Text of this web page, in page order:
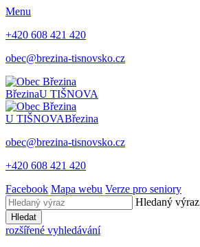
Menu
+420 608 421 420
obec@brezina-tisnovsko.cz
BřezinaU TIŠNOVA
U TIŠNOVABřezina
obec@brezina-tisnovsko.cz
+420 608 421 420
Facebook Mapa webu Verze pro seniory
Hledaný výraz
Hledat
rozšířené vyhledávání